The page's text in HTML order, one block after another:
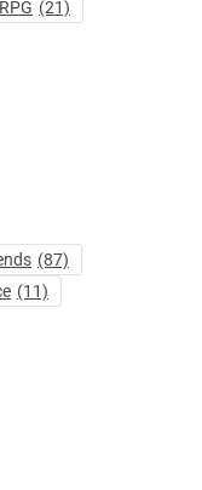
(21)
(87)
(11)